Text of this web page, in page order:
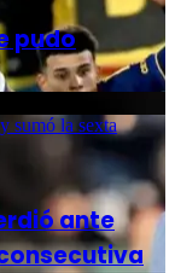
pudo
sumó la sexta
ante